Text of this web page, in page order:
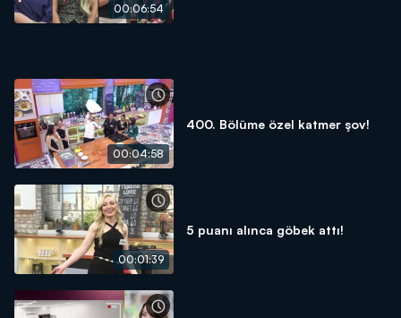
00:06:54
00:04:58
400. Bölüme özel katmer şov!
00:01:39
5 puanı alınca göbek attı!